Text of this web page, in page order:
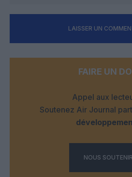
LAISSER UN
FAIRE UN
Appel aux
Soutenez Air Journal
NOUS SOUTENIR